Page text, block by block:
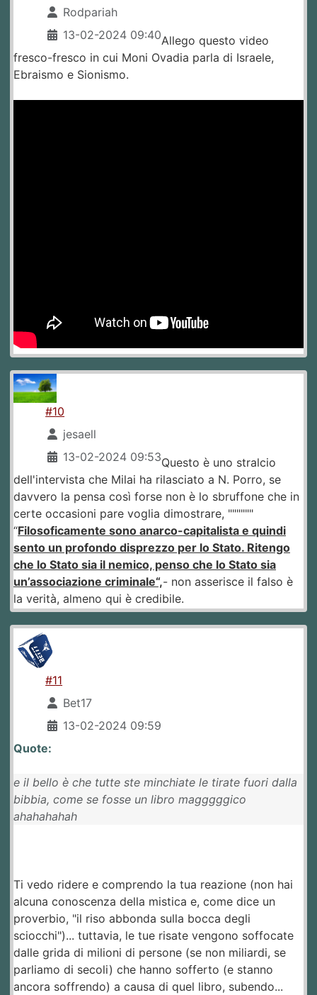
Rodpariah
13-02-2024 09:40Allego questo video
fresco-fresco in cui Moni Ovadia parla di Israele,
Ebraismo e Sionismo.
#10
jesaell
13-02-2024 09:53Questo è uno stralcio
dell'intervista che Milai ha rilasciato a N. Porro, se
davvero la pensa così forse non è lo sbruffone che in
certe occasioni pare voglia dimostrare, """"""
“Filosoficamente sono anarco-capitalista e quindi
sento un profondo disprezzo per lo Stato. Ritengo
che lo Stato sia il nemico, penso che lo Stato sia
un’associazione criminale“,- non asserisce il falso è
la verità, almeno qui è credibile.
#11
Bet17
13-02-2024 09:59
Quote:
e il bello è che tutte ste minchiate le tirate fuori dalla
bibbia, come se fosse un libro magggggico
ahahahahah
Ti vedo ridere e comprendo la tua reazione (non hai
alcuna conoscenza della mistica e, come dice un
proverbio, "il riso abbonda sulla bocca degli
sciocchi")... tuttavia, le tue risate vengono soffocate
dalle grida di milioni di persone (se non miliardi, se
parliamo di secoli) che hanno sofferto (e stanno
ancora soffrendo) a causa di quel libro, subendo...